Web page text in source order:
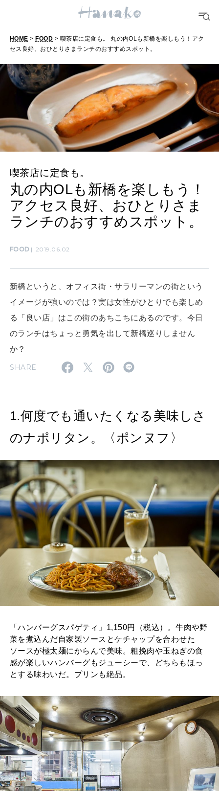
おいしい
TRAVEL
FORTUNE
明日のわたし
[12星座別] Weekly Holoscope
女神まり愛のタロットメッセージ
算命学がわかる今月のあなた
HEALTH
LEARN
知る、考える
わたしができること
MAGAZINE
2026年9月号「北海道 おいしく遊ぶ、夏のご褒美旅。」
2026年8月号『お茶の時間です。』
2026年7月号「鎌倉 ローカルが 教えてくれた 本当の歩き方。」
2026年6月号「大銀座 トレンドが生まれる 新しい一流店へ。」
2026年5月号「“大好き”に出会いに。韓国」
2026年4月号「未来をつくる、学びの教科書。」
2026年2月号「良運を掴む 新・開運術。」
2026年1月号「猫がいれば、幸せ」
MAGAZINE MOOK
FOLLOW US!
HOME > FOOD > 喫茶店に定食も。 丸の内OLも新橋を楽しもう！アク
セス良好、おひとりさまランチのおすすめスポット。
喫茶店に定食も。
丸の内OLも新橋を楽しもう！
アクセス良好、おひとりさま
ランチのおすすめスポット。
FOOD 2019.06.02
新橋というと、オフィス街・サラリーマンの街という
イメージが強いのでは？実は女性がひとりでも楽しめ
る「良い店」はこの街のあちこちにあるのです。今日
のランチはちょっと勇気を出して新橋巡りしません
か？
SHARE
1.何度でも通いたくなる美味しさ
のナポリタン。〈ポンヌフ〉
「ハンバーグスパゲティ」1,150円（税込）。牛肉や野
菜を煮込んだ自家製ソースとケチャップを合わせた
ソースが極太麺にからんで美味。粗挽肉や玉ねぎの食
感が楽しいハンバーグもジューシーで、どちらもほっ
とする味わいだ。プリンも絶品。